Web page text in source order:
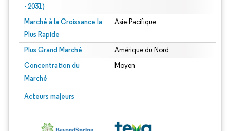
- 2031)
Marché à la Croissance la
Plus Rapide
Asie-Pacifique
Plus Grand Marché Amérique du Nord
Concentration du
Marché
Moyen
Acteurs majeurs
Image © Mordor Intelligence. La réutilisation nécessite une attribution sous CC